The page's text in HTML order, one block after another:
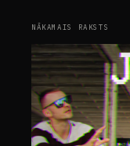
NĀKAMAIS RAKSTS